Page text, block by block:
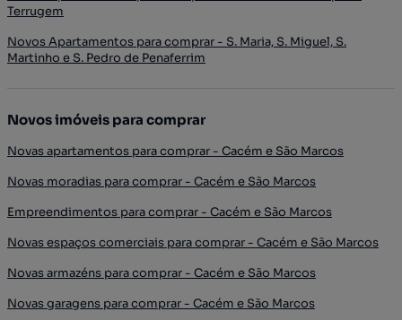
Terrugem
Novos Apartamentos para comprar - S. Maria, S. Miguel, S.
Martinho e S. Pedro de Penaferrim
Novos imóveis para comprar
Novas apartamentos para comprar - Cacém e São Marcos
Novas moradias para comprar - Cacém e São Marcos
Empreendimentos para comprar - Cacém e São Marcos
Novas espaços comerciais para comprar - Cacém e São Marcos
Novas armazéns para comprar - Cacém e São Marcos
Novas garagens para comprar - Cacém e São Marcos